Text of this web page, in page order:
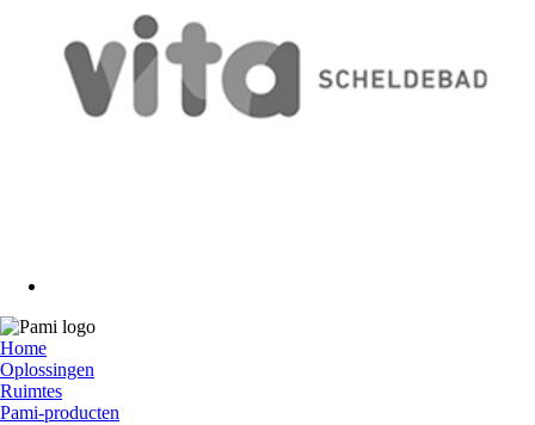
Home
Oplossingen
Ruimtes
Pami-producten